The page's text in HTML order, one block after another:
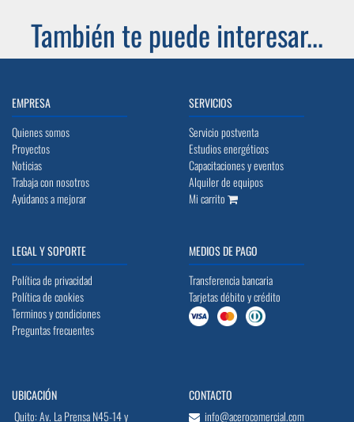
También te puede interesar...
EMPRESA
Quienes somos
Proyectos
Noticias
Trabaja con nosotros
Ayúdanos a mejorar
SERVICIOS
Servicio postventa
Estudios energéticos
Capacitaciones y eventos
Alquiler de equipos
Mi carrito
LEGAL Y SOPORTE
Política de privacidad
Política de cookies
Terminos y condiciones
Preguntas frecuentes
MEDIOS DE PAGO
Transferencia bancaria
Tarjetas débito y crédito
UBICACIÓN
Quito: Av. La Prensa N45-14 y
CONTACTO
info@acerocomercial.com